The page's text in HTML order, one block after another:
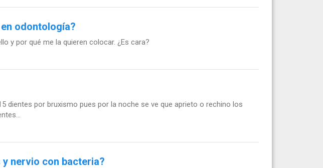
odontología?
y por qué me la quieren colocar. ¿Es cara?
dientes por bruxismo pues por la noche se ve que aprieto o rechino los
y nervio con bacteria?